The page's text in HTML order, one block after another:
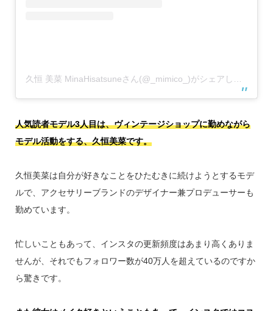
久恒 美菜 MinaHisatsuneさん(@_mimico_)がシェアした投稿
人気読者モデル3人目は、ヴィンテージショップに勤めながら
モデル活動をする、久恒美菜です。
久恒美菜は自分が好きなことをひたむきに続けようとするモデ
ルで、アクセサリーブランドのデザイナー兼プロデューサーも
勤めています。
忙しいこともあって、インスタの更新頻度はあまり高くありま
せんが、それでもフォロワー数が40万人を超えているのですか
ら驚きです。